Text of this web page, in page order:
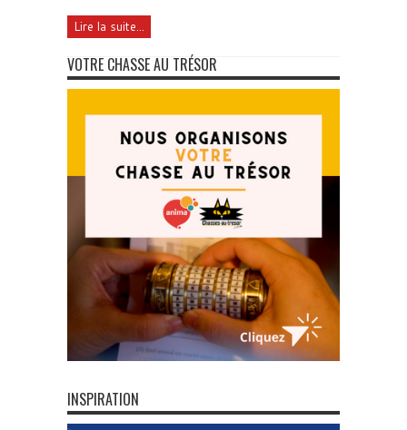
Lire la suite...
VOTRE CHASSE AU TRÉSOR
INSPIRATION